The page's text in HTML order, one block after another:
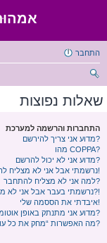
התחבר
ש
שאלות נפוצות
התחברות והרשמה למערכת
מדוע אני צריך להירשם?
מהו COPPA?
מדוע אני לא יכול להרשם?
נרשמתי אבל אני לא מצליח להתחבר!
למה אני לא מצליח להתחבר?
נרשמתי בעבר אבל אני לא מצליח להתחבר יותר?!
איבדתי את הססמה שלי!
מדוע אני מתנתק באופן אוטומטי?
מה האפשרות “מחק את כל עוגיות המערכת” עושה?